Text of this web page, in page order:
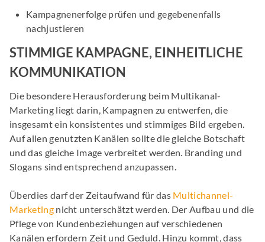
Kampagnenerfolge prüfen und gegebenenfalls
nachjustieren
STIMMIGE KAMPAGNE, EINHEITLICHE
KOMMUNIKATION
Die besondere Herausforderung beim Multikanal-
Marketing liegt darin, Kampagnen zu entwerfen, die
insgesamt ein konsistentes und stimmiges Bild ergeben.
Auf allen genutzten Kanälen sollte die gleiche Botschaft
und das gleiche Image verbreitet werden. Branding und
Slogans sind entsprechend anzupassen.
Überdies darf der Zeitaufwand für das Multichannel-
Marketingnicht unterschätzt werden. Der Aufbau und die
Pflege von Kundenbeziehungen auf verschiedenen
Kanälen erfordern Zeit und Geduld. Hinzu kommt, dass